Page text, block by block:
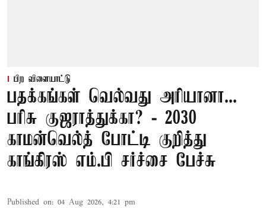
பிற விளையாட்டு
பதக்கங்கள் வெல்வது அரியானா...
பரிசு குஜராத்துக்கா? - 2030
காமன்வெல்த் போட்டி குறித்து
காங்கிரஸ் எம்.பி சர்ச்சை பேச்சு
Published on: 04 Aug 2026, 4:21 pm